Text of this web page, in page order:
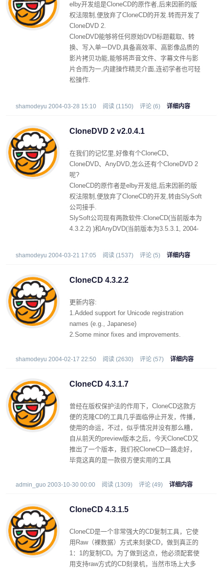
elby开发组是CloneCD的原作者,后来因新的版
权法限制,便放弃了CloneCD的开发.转而开发了
CloneDVD 2.
CloneDVD能够将任何原始DVD标题截取、转
换、写入单一DVD,具备高效率、高影像品质的
影片拷贝功能,能够将声音文件、字幕文件与影
片合而为一,内建操作精灵介面,连初学者也可轻
松操作.
shamodeyu 2004-03-28 15:10 阅读 (1150) 评论 (6) 详细内容
CloneDVD 2 v2.0.4.1
在我们的记忆里,好像有个CloneCD、
CloneDVD、AnyDVD,怎么还有个CloneDVD 2
呢?
CloneCD的原作者是elby开发组,后来因新的版
权法限制,便放弃了CloneCD的开发,转由SlySoft
公司接手.
SlySoft公司现有两款软件:CloneCD(当前版本为
4.3.2.2) )和AnyDVD(当前版本为3.5.3.1, 2004-
CloneDVD由CloneDVD.NET开发(当前版本为
shamodeyu 2004-03-21 17:05 阅读 (1537) 评论 (5) 详细内容
CloneCD 4.3.2.2
更新内容:
1.Added support for Unicode registration
names (e.g., Japanese)
2.Some minor fixes and improvements.
shamodeyu 2004-02-17 22:50 阅读 (2630) 评论 (57) 详细内容
CloneCD 4.3.1.7
曾经在版权保护法的作用下，CloneCD这款方
便的克隆CD的工具几乎面临停止开发，传播，
使用的命运，不过，似乎情况并没有那么糟，
自从前天的preview版本之后，今天CloneCD又
推出了一个版本，我们祝CloneCD一路走好，
毕竟这真的是一款很方便实用的工具
admin_guo 2003-10-30 00:00 阅读 (1309) 评论 (49) 详细内容
CloneCD 4.3.1.5
CloneCD是一个非常强大的CD复制工具，它使
用Raw（裸数据）方式来刻录CD，做到真正的
1：1的复制CD。为了做到这点，他必须配套使
用支持raw方式的CD刻录机，当然市场上大多